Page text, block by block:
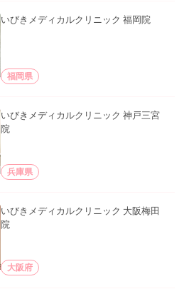
いびきメディカルクリニック 福岡院
福岡県
いびきメディカルクリニック 神戸三宮
院
兵庫県
いびきメディカルクリニック 大阪梅田
院
大阪府